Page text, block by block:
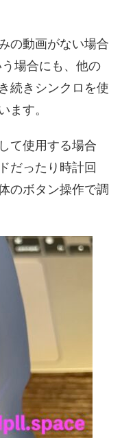
の動画がない場合
場合にも、他の
続きシンクロを使
ます。
て使用する場合
だったり時計回
のボタン操作で調